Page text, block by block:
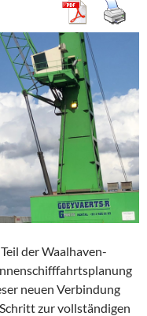
der Waalhaven-
neuen Verbindung
zur vollständigen